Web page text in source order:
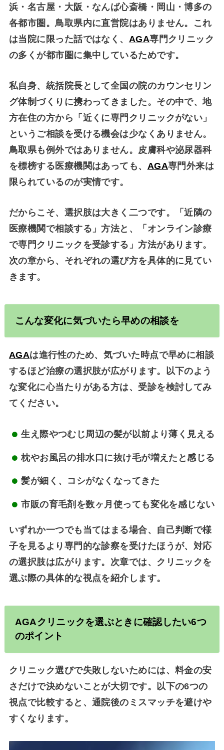
浜・名古屋・大阪・なんば心斎橋・岡山・博多の
各都市圏。鳥取県内に直営院はありません。これ
は当院に限った話ではなく、 AGA専門クリニック
の多くが都市圏に集中しているためです。
私自身、統括院長として全国の院のカウンセリン
グ体制づくりに携わってきました。その中で、地
方在住の方から「近くに専門クリニックがない」
というご相談を受ける機会は少なくありません。
鳥取県も例外ではありません。皮膚科や泌尿器科
を標榜する医療機関はあっても、 AGA専門外来は
限られているのが実情です。
だからこそ、選択肢は大きく二つです。「近隣の
医療機関で相談する」方法と、「 オンライン診療
で専門クリニックを受診する」方法があります。
次の章から、それぞれの選び方を具体的に見てい
きます。
こんな変化に気づいたら早めの相談を
AGAは進行性のため、気づいた時点で早めに相談
するほど治療の選択肢が広がります。以下のよう
な変化に心当たりがある方は、受診を検討してみ
てください。
生え際やつむじ周辺の髪が以前より薄く見える
枕やお風呂の排水口に抜け毛が増えたと感じる
髪が細く、コシがなくなってきた
市販の育毛剤を数ヶ月使っても変化を感じない
いずれか一つでも当てはまる場合、自己判断で様
子を見るより専門的な診察を受けたほうが、対応
の選択肢は広がります。次章では、クリニックを
選ぶ際の具体的な視点を紹介します。
AGAクリニックを選ぶときに確認したい6つ
のポイント
クリニック選びで失敗しないためには、料金の安
さだけで決めないことが大切です。以下の6つの
視点で比較すると、通院後のミスマッチを避けや
すくなります。